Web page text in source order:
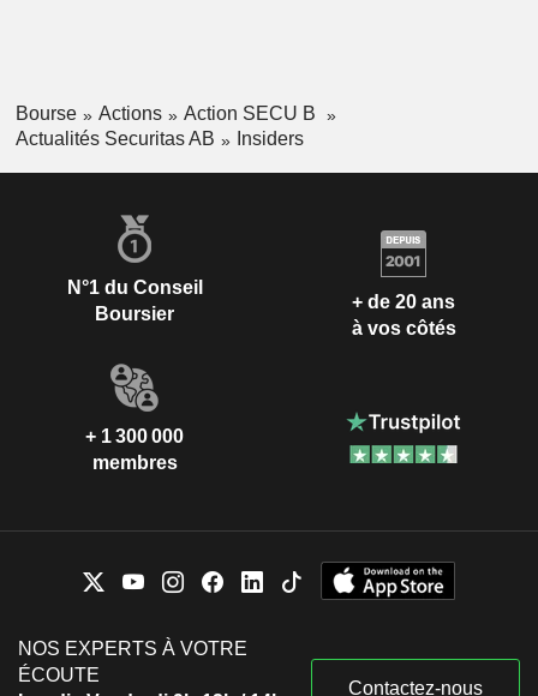
Bourse Actions
Action SECU B
Actualités Securitas AB
Insiders
N°1 du Conseil
Boursier
+ de 20 ans
à vos côtés
+ 1 300 000
membres
NOS EXPERTS À VOTRE
ÉCOUTE
Contactez-nous